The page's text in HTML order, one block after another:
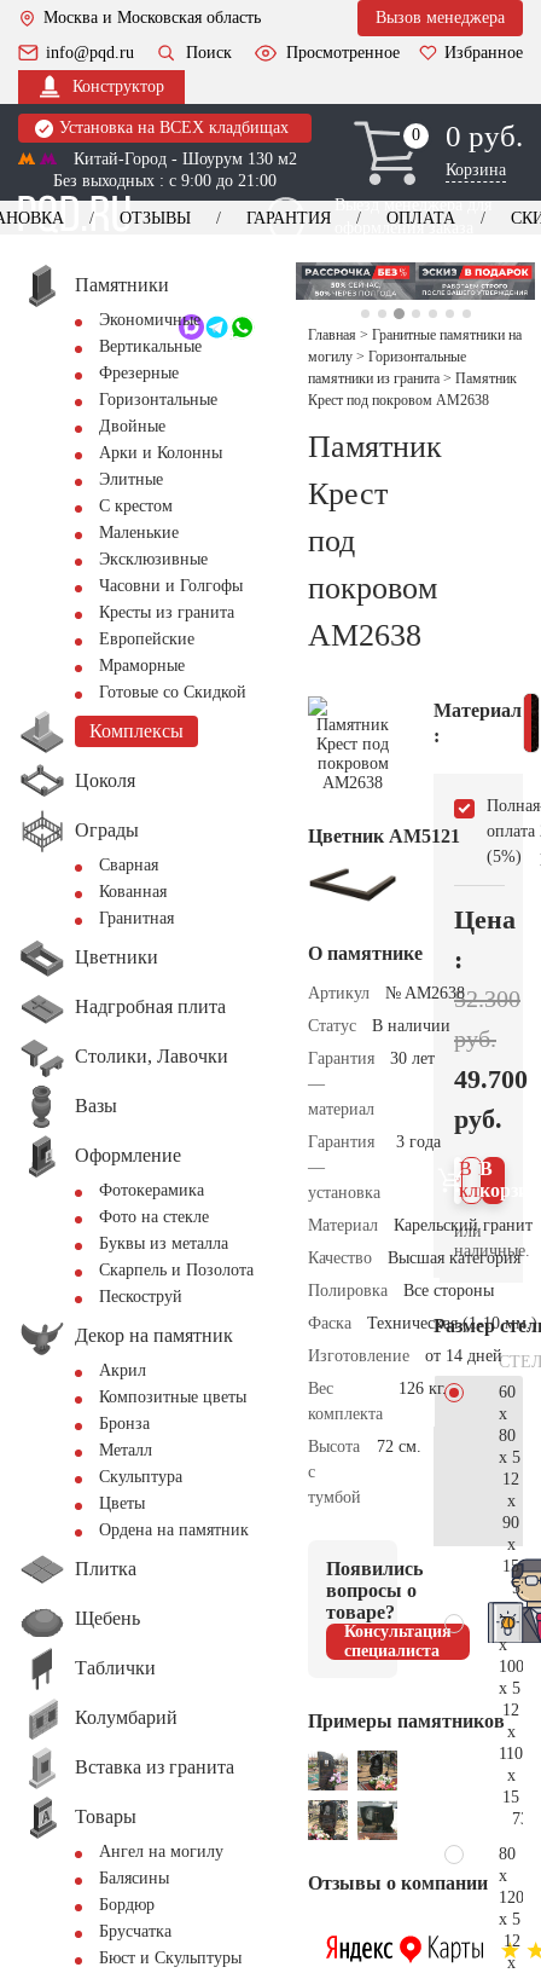
Москва и Московская область
Вызов менеджера
info@pqd.ru
Поиск Просмотренное
Избранное
Конструктор
Установка на ВСЕХ кладбищах
Китай-Город - Шоурум 130 м2
Без выходных : с 9:00 до 21:00
0
0 0 руб.
Корзина
Выезд менеджера для
оформления заказа
+7 (495) 518-44-23
Обратный звонок
ОТЗЫВЫ ГАРАНТИЯ ОПЛАТА
Памятники
Экономичные
Вертикальные
Фрезерные
Горизонтальные
Двойные
Арки и Колонны
Элитные
С крестом
Маленькие
Эксклюзивные
Часовни и Голгофы
Кресты из гранита
Европейские
Мраморные
Готовые со Скидкой
Комплексы
Цоколя
Ограды
Сварная
Кованная
Гранитная
Цветники
Надгробная плита
Столики, Лавочки
Вазы
Оформление
Фотокерамика
Фото на стекле
Буквы из металла
Скарпель и Позолота
Пескоструй
Декор на памятник
Акрил
Композитные цветы
Бронза
Металл
Скульптура
Цветы
Ордена на памятник
Плитка
Щебень
Таблички
Колумбарий
Вставка из гранита
Товары
Ангел на могилу
Балясины
Бордюр
Брусчатка
Бюст и Скульптуры
Главная > Гранитные памятники на
могилу > Горизонтальные
памятники из гранита > Памятник
Крест под покровом AM2638
Памятник
Крест
под
покровом
AM2638
Цветник АМ5121
О памятнике
Артикул
№ AM2638
Статус
В наличии
Гарантия
—
материал
30 лет
Гарантия
—
установка
3 года
Материал
Карельский гранит
Качество
Высшая категория
Полировка
Все стороны
Фаска
Техническая (1-10 мм.)
Изготовление
от 14 дней
Вес
комплекта
126 кг.
Высота
с
тумбой
72 см.
Появились
вопросы о
товаре?
Консультация
специалиста
Примеры памятников
Отзывы о компании
Материал
:
Полная
оплата
(5%)
Цена
:
52.300
руб.
49.700
руб.
В
В 1
клик
или
наличные.
Размер
60
x
80
x 5
12
x
90
x
15
70
x
100
x 5
12
x
110
x
15
80
x
120
x 5
12
x